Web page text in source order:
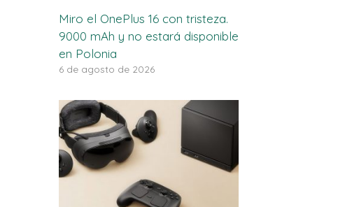
Miro el OnePlus 16 con tristeza.
9000 mAh y no estará disponible
en Polonia
6 de agosto de 2026